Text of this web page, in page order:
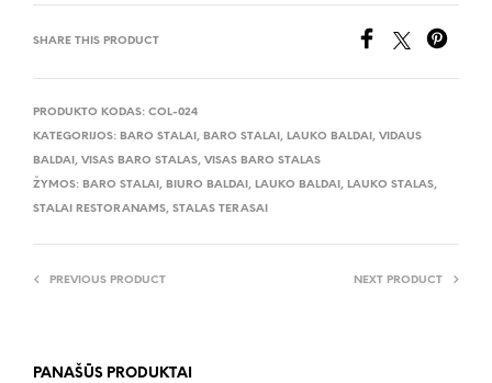
SHARE THIS PRODUCT
PRODUKTO KODAS: COL-024
KATEGORIJOS: BARO STALAI, BARO STALAI, LAUKO BALDAI, VIDAUS
BALDAI, VISAS BARO STALAS, VISAS BARO STALAS
ŽYMOS: BARO STALAI, BIURO BALDAI, LAUKO BALDAI, LAUKO STALAS,
STALAI RESTORANAMS, STALAS TERASAI
PREVIOUS PRODUCT NEXT PRODUCT
PANAŠŪS PRODUKTAI